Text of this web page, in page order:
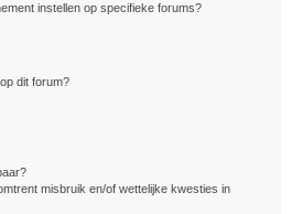
instellen op specifieke forums?
dit forum?
misbruik en/of wettelijke kwesties in